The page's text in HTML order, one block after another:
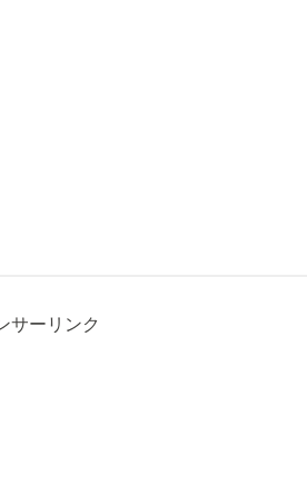
サーリンク